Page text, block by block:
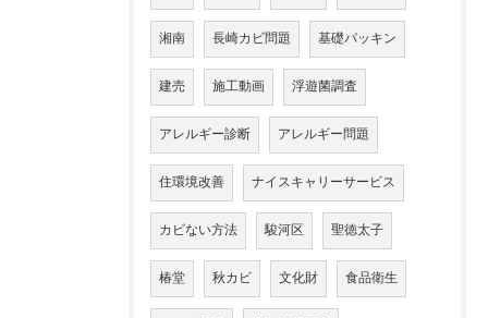
湘南 長崎カビ問題 基礎パッキン
建売 施工動画 浮遊菌調査
アレルギー診断 アレルギー問題
住環境改善 ナイスキャリーサービス
カビない方法 駿河区 聖徳太子
椿堂 秋カビ 文化財 食品衛生